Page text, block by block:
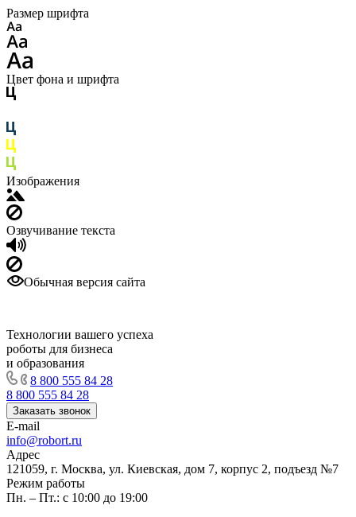
Размер шрифта
Цвет фона и шрифта
Изображения
Озвучивание текста
Обычная версия сайта
Технологии вашего успеха
роботы для бизнеса
и образования
8 800 555 84 28
8 800 555 84 28
Заказать звонок
E-mail
info@robort.ru
Адрес
121059, г. Москва, ул. Киевская, дом 7, корпус 2, подъезд №7
Режим работы
Пн. – Пт.: с 10:00 до 19:00